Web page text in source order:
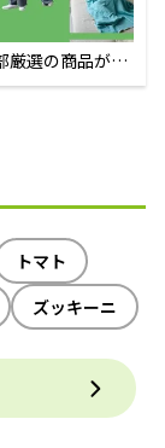
厳選の商品が買
トマト
ズッキーニ